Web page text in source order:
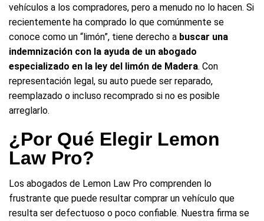
vehículos a los compradores, pero a menudo no lo hacen. Si
recientemente ha comprado lo que comúnmente se
conoce como un “limón”, tiene derecho a buscar una
indemnización con la ayuda de un abogado
especializado en la ley del limón de Madera. Con
representación legal, su auto puede ser reparado,
reemplazado o incluso recomprado si no es posible
arreglarlo.
¿Por Qué Elegir Lemon
Law Pro?
Los abogados de Lemon Law Pro comprenden lo
frustrante que puede resultar comprar un vehículo que
resulta ser defectuoso o poco confiable. Nuestra firma se